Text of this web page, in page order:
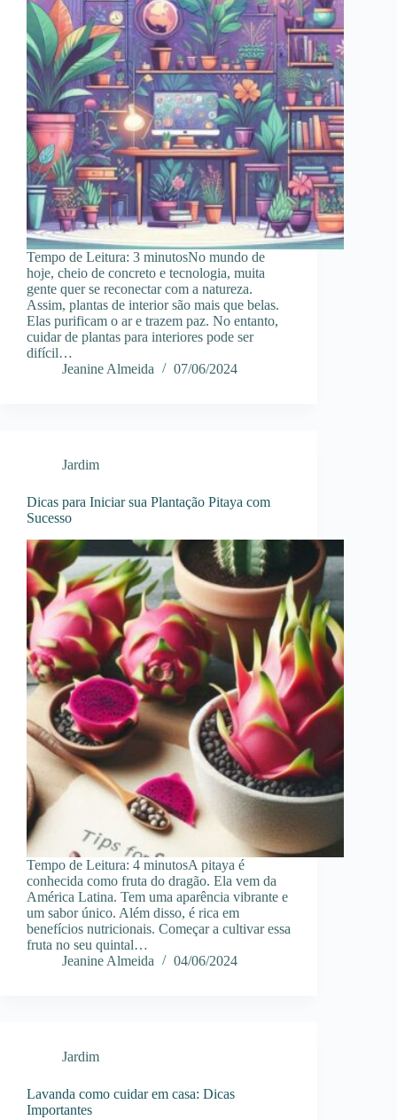
Tempo de Leitura: 3 minutosNo mundo de
hoje, cheio de concreto e tecnologia, muita
gente quer se reconectar com a natureza.
Assim, plantas de interior são mais que belas.
Elas purificam o ar e trazem paz. No entanto,
cuidar de plantas para interiores pode ser
difícil…
Jeanine Almeida
07/06/2024
Jardim
Dicas para Iniciar sua Plantação Pitaya com
Sucesso
Tempo de Leitura: 4 minutosA pitaya é
conhecida como fruta do dragão. Ela vem da
América Latina. Tem uma aparência vibrante e
um sabor único. Além disso, é rica em
benefícios nutricionais. Começar a cultivar essa
fruta no seu quintal…
Jeanine Almeida
04/06/2024
Jardim
Lavanda como cuidar em casa: Dicas
Importantes